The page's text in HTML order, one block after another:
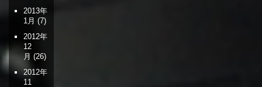
2013年
1月 (7)
2012年
12
月 (26)
2012年
11